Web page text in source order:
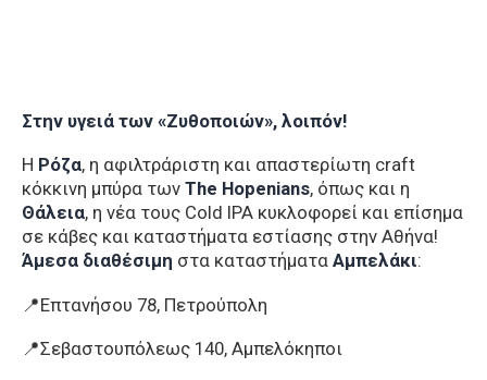
Στην υγειά των «Ζυθοποιών», λοιπόν!
Η Ρόζα, η αφιλτράριστη και απαστερίωτη craft
κόκκινη μπύρα των The Hopenians, όπως και η
Θάλεια, η νέα τους Cold IPA κυκλοφορεί και επίσημα
σε κάβες και καταστήματα εστίασης στην Αθήνα!
Άμεσα διαθέσιμη στα καταστήματα Αμπελάκι:
📍Επτανήσου 78, Πετρούπολη
📍Σεβαστουπόλεως 140, Αμπελόκηποι